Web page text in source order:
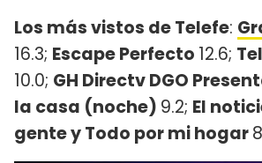
Los más vistos de Telefe:
16.3; Escape Perfecto 12.6;
10.0; GH Directv DGO
la casa (noche) 9.2; El
gente y Todo por mi hogar